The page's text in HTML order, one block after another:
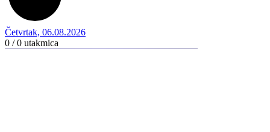
Četvrtak, 06.08.2026
0 / 0 utakmica